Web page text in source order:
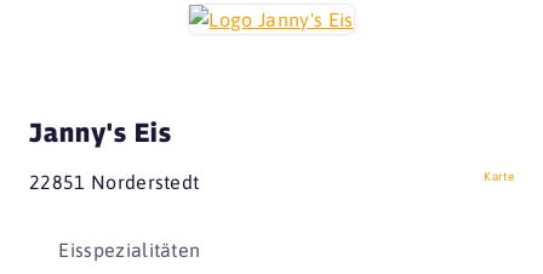
Janny's Eis
22851 Norderstedt Karte
Eisspezialitäten